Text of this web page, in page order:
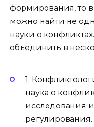
формирования, то
можно найти не
науки о
объединить в
1.
наука о
исследования